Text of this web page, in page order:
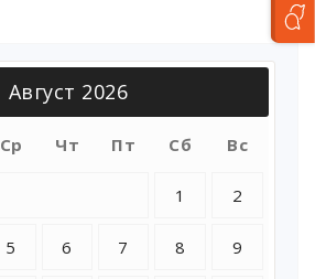
Август 2026
Ср Чт Пт Сб Вс
1 2
5 6 7 8 9